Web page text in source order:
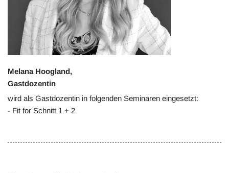
Melana Hoogland,
Gastdozentin
wird als Gastdozentin in folgenden Seminaren eingesetzt:
- Fit for Schnitt 1 + 2